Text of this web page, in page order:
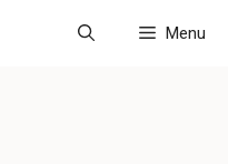
Menu